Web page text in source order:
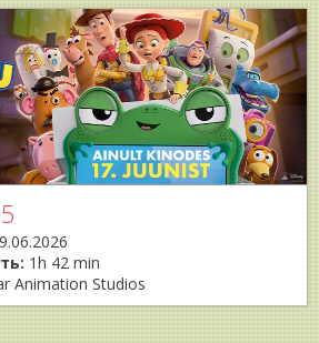
1h 42 min
Animation Studios